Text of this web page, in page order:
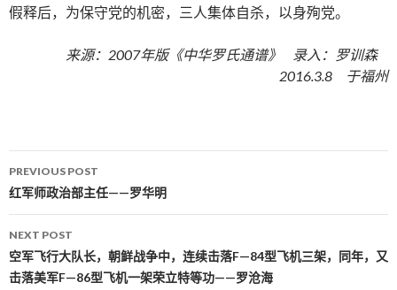
假释后，为保守党的机密，三人集体自杀，以身殉党。
来源：2007年版《中华罗氏通谱》 录入：罗训森
2016.3.8 于福州
Post navigation
PREVIOUS POST
红军师政治部主任——罗华明
NEXT POST
空军飞行大队长，朝鲜战争中，连续击落F—84型飞机三架，同年，又
击落美军F—86型飞机一架荣立特等功——罗沧海